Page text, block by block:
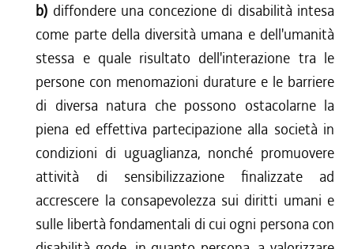
b) diffondere una concezione di disabilità intesa
come parte della diversità umana e dell'umanità
stessa e quale risultato dell'interazione tra le
persone con menomazioni durature e le barriere
di diversa natura che possono ostacolarne la
piena ed effettiva partecipazione alla società in
condizioni di uguaglianza, nonché promuovere
attività di sensibilizzazione finalizzate ad
accrescere la consapevolezza sui diritti umani e
sulle libertà fondamentali di cui ogni persona con